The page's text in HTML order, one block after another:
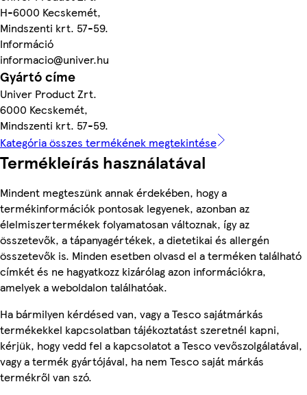
H-6000 Kecskemét,
Mindszenti krt. 57-59.
Információ
informacio@univer.hu
Gyártó címe
Univer Product Zrt.
6000 Kecskemét,
Mindszenti krt. 57-59.
Kategória összes termékének megtekintése
Termékleírás használatával
Mindent megteszünk annak érdekében, hogy a
termékinformációk pontosak legyenek, azonban az
élelmiszertermékek folyamatosan változnak, így az
összetevők, a tápanyagértékek, a dietetikai és allergén
összetevők is. Minden esetben olvasd el a terméken található
címkét és ne hagyatkozz kizárólag azon információkra,
amelyek a weboldalon találhatóak.
Ha bármilyen kérdésed van, vagy a Tesco sajátmárkás
termékekkel kapcsolatban tájékoztatást szeretnél kapni,
kérjük, hogy vedd fel a kapcsolatot a Tesco vevőszolgálatával,
vagy a termék gyártójával, ha nem Tesco saját márkás
termékről van szó.